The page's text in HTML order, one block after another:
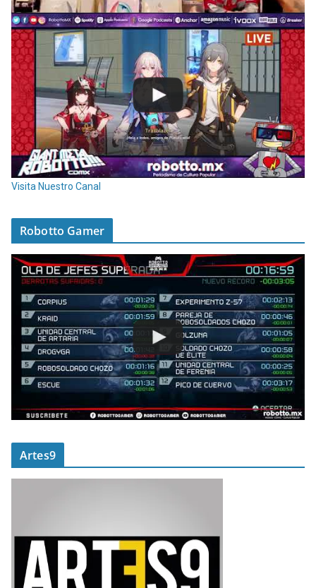
Visita Nuestro Canal
Robotto Gamer
Artes9